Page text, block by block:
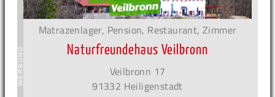
Matrazenlager, Pension, Restaurant, Zimmer
Naturfreundehaus Veilbronn
Veilbronn 17
91332 Heiligenstadt